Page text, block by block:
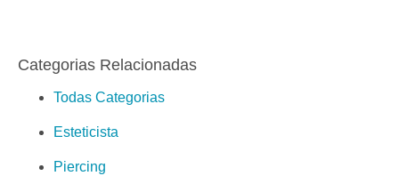
Categorias Relacionadas
Todas Categorias
Esteticista
Piercing